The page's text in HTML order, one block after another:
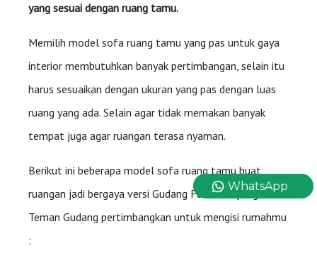
yang sesuai dengan ruang tamu.
Memilih model sofa ruang tamu yang pas untuk gaya
interior membutuhkan banyak pertimbangan, selain itu
harus sesuaikan dengan ukuran yang pas dengan luas
ruang yang ada. Selain agar tidak memakan banyak
tempat juga agar ruangan terasa nyaman.
Berikut ini beberapa model sofa ruang tamu buat
ruangan jadi bergaya versi Gudang Furniture yang bisa
Teman Gudang pertimbangkan untuk mengisi rumahmu
:
WhatsApp